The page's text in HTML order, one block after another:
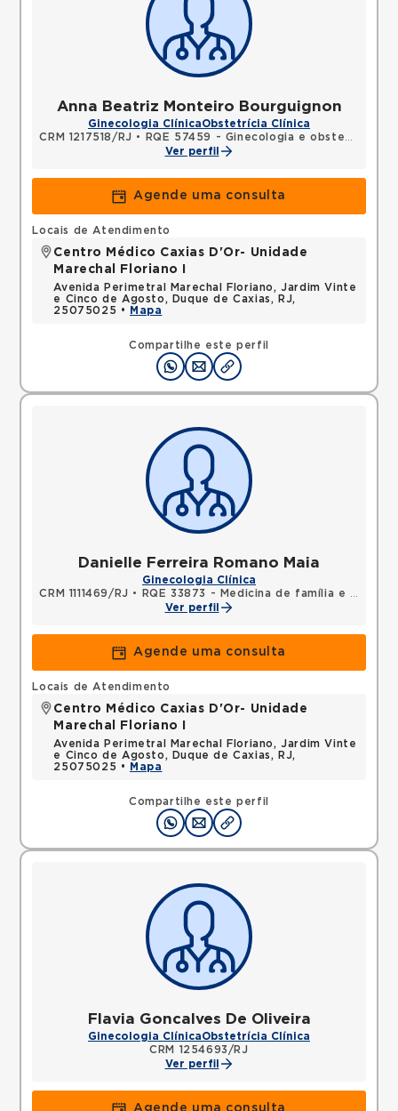
Anna Beatriz Monteiro Bourguignon
Ginecologia ClínicaObstetrícia Clínica
CRM 1217518/RJ •
RQE 57459 - Ginecologia e obstetrícia
Ver perfil
Agende uma consulta
Compartilhe este perfil
Locais de Atendimento
Centro Médico Caxias D'Or- Unidade
Marechal Floriano I
Avenida Perimetral Marechal Floriano, Jardim Vinte
e Cinco de Agosto, Duque de Caxias, RJ,
25075025 •
Mapa
Danielle Ferreira Romano Maia
Ginecologia Clínica
CRM 1111469/RJ •
RQE 33873 - Medicina de família e comunidade
Ver perfil
Agende uma consulta
Compartilhe este perfil
Locais de Atendimento
Centro Médico Caxias D'Or- Unidade
Marechal Floriano I
Avenida Perimetral Marechal Floriano, Jardim Vinte
e Cinco de Agosto, Duque de Caxias, RJ,
25075025 •
Mapa
Flavia Goncalves De Oliveira
Ginecologia ClínicaObstetrícia Clínica
CRM 1254693/RJ
Ver perfil
Agende uma consulta